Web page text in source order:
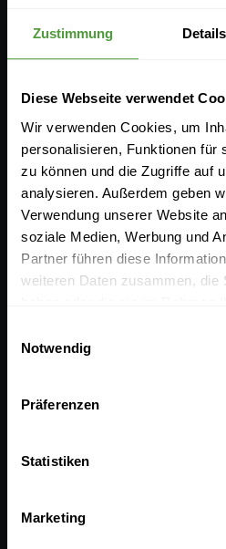
Zustimmung Details
Diese Webseite verwendet
Wir verwenden Cookies, um
personalisieren, Funktionen für
zu können und die Zugriffe auf
analysieren. Außerdem geben
Verwendung unserer Website
soziale Medien, Werbung und
Partner führen diese
weiteren Daten zusammen, die
Notwendig
Präferenzen
Statistiken
Marketing
Resources
Documentation
Events
Download
InLoox ROI Calculator
Submit a Ticket
Knowledge
Resistance is not futile: How to
5 Questions Critical Infrastructure